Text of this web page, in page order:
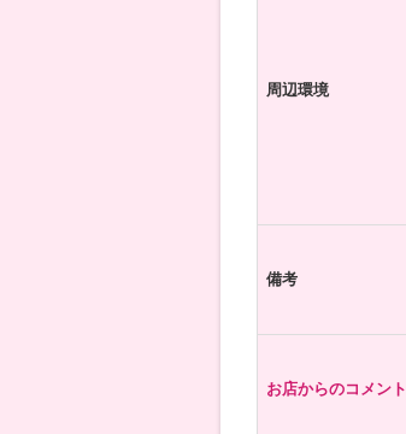
周辺環境
備考
お店からのコメント